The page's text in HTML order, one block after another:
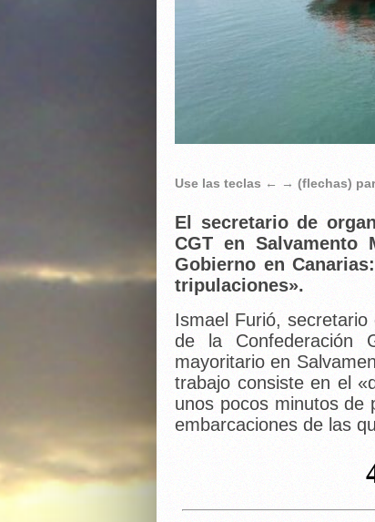
Use las teclas ← → (flechas)
El secretario de
CGT en Salvamento
Gobierno en
tripulaciones».
Ismael Furió,
de la Confederación
mayoritario en
trabajo consiste en el
unos pocos minutos de
embarcaciones de las